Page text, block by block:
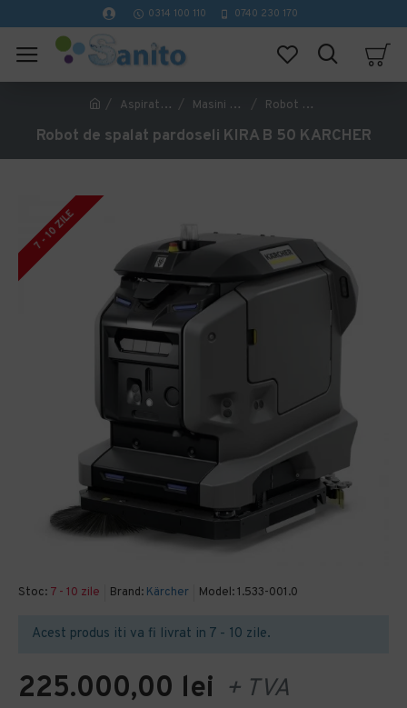
0314 100 110 0740 230 170
Aspiratoare profesionale si masini de curatat pardoseli Masini de curatat si aspirat pardoseli dure Robot de spalat pardoseli KIRA B 50 KARCHER
Robot de spalat pardoseli KIRA B 50 KARCHER
7 - 10 ZILE
Stoc: 7 - 10 zile Brand: Kärcher Model:1.533-001.0
Acest produs iti va fi livrat in 7 - 10 zile.
225.000,00 lei + TVA